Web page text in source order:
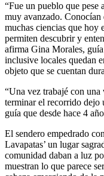
“Fue un pueblo que pese
muy avanzado.
muchas ciencias que hoy
permiten descubrir y
afirma Gina Morales,
inclusive locales quedan
objeto que se cuentan
“Una vez trabajé con
terminar el recorrido dejo
guía que desde hace 4
El sendero empedrado
Lavapatas’ un lugar
comunidad daban a luz
muestran lo que parece